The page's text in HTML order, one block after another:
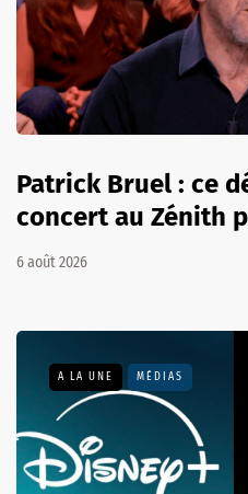
Patrick Bruel : ce
concert au Zénith
6 août 2026
A LA UNE MÉDIAS